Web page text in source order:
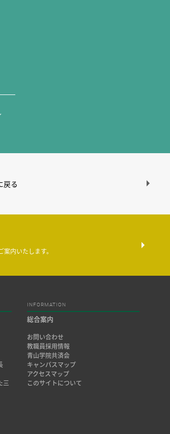
戻る
内いたします。
三
INFORMATION
総合案内
お問い合わせ
教職員採用情報
青山学院共済会
キャンパスマップ
アクセスマップ
このサイトについて